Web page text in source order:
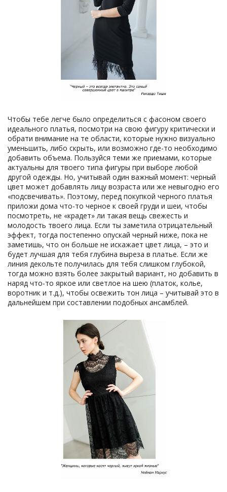
Чтобы тебе легче было определиться с фасоном своего
идеального платья, посмотри на свою фигуру критически и
обрати внимание на те области, которые нужно визуально
уменьшить, либо скрыть, или возможно где-то необходимо
добавить объема. Пользуйся теми же приемами, которые
актуальны для твоего типа фигуры при выборе любой
другой одежды. Но, учитывай один важный момент: черный
цвет может добавлять лицу возраста или же невыгодно его
«подсвечивать». Поэтому, перед покупкой черного платья
приложи дома что-то черное к своей груди и шеи, чтобы
посмотреть, не «крадет» ли такая вещь свежесть и
молодость твоего лица. Если ты заметила отрицательный
эффект, тогда постепенно опускай черный ниже, пока не
заметишь, что он больше не искажает цвет лица, – это и
будет лучшая для тебя глубина выреза в платье. Если же
линия декольте получилась для тебя слишком глубокой,
тогда можно взять более закрытый вариант, но добавить в
наряд что-то яркое или светлое на шею (платок, колье,
воротник и т.д.), чтобы освежить тон лица – учитывай это в
дальнейшем при составлении подобных ансамблей.